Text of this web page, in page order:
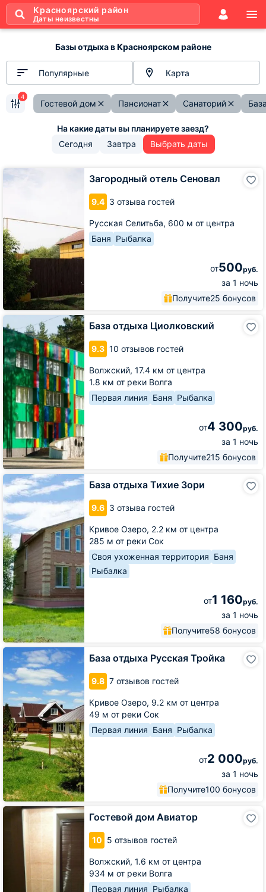
Красноярский район
Даты неизвестны
Базы отдыха в Красноярском районе
Популярные Карта
Гостевой дом Пансионат Санаторий
4
Сегодня Завтра Выбрать даты
Загородный отель Сеновал
9.4 3 отзыва гостей
Русская Селитьба, 600 м от центра
Баня Рыбалка
от500руб.
за 1 ночь
Получите25 бонусов
Загородный
отель
База отдыха Циолковский
9.3 10 отзывов гостей
Волжский, 17.4 км от центра
1.8 км от реки Волга
Первая линия Баня Рыбалка
от4 300руб.
за 1 ночь
Получите215 бонусов
База
отдыха
Циолковский
База отдыха Тихие Зори
9.6 3 отзыва гостей
Кривое Озеро, 2.2 км от центра
285 м от реки Сок
Своя ухоженная территория Баня
Рыбалка
от1 160руб.
за 1 ночь
Получите58 бонусов
База
отдыха
Тихие
Зори
База отдыха Русская Тройка
9.8 7 отзывов гостей
Кривое Озеро, 9.2 км от центра
49 м от реки Сок
Первая линия Баня Рыбалка
от2 000руб.
за 1 ночь
Получите100 бонусов
База
отдыха
Русская
Тройка
Гостевой дом Авиатор
10 5 отзывов гостей
Волжский, 1.6 км от центра
934 м от реки Волга
Первая линия Рыбалка
Гостевой
Авиатор